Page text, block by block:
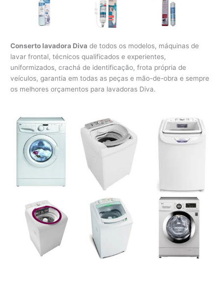
Conserto lavadora Diva de todos os modelos, máquinas de
lavar frontal, técnicos qualificados e experientes,
uniformizados, crachá de identificação, frota própria de
veículos, garantia em todas as peças e mão-de-obra e sempre
os melhores orçamentos para lavadoras Diva.